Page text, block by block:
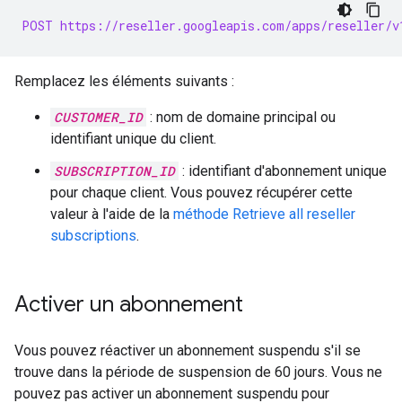
POST https://reseller.googleapis.com/apps/reseller/
Remplacez les éléments suivants :
CUSTOMER_ID : nom de domaine principal ou
identifiant unique du client.
SUBSCRIPTION_ID : identifiant d'abonnement unique
pour chaque client. Vous pouvez récupérer cette
valeur à l'aide de la méthode Retrieve all reseller
subscriptions.
Activer un abonnement
Vous pouvez réactiver un abonnement suspendu s'il se
trouve dans la période de suspension de 60 jours. Vous ne
pouvez pas activer un abonnement suspendu pour